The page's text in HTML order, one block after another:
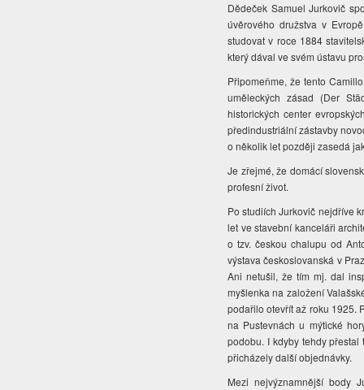
Dědeček Samuel Jurkovič
úvěrového družstva v
studovat v roce 1884
který dával ve svém ústavu
Připomeňme, že tento
uměleckých zásad (Der
historických center
předindustriální zástavby
o několik let později zasedá
Je zřejmé, že domácí
profesní život.
Po studiích Jurkovič nejdříve
let ve stavební kanceláři
o tzv. českou chalupu od
výstava českoslovanská v
Ani netušil, že tím mj. dal
myšlenka na založení
podařilo otevřít až roku 1925.
na Pustevnách u mýtické
podobu. I kdyby tehdy
přicházely další objednávky.
Mezi nejvýznamnější body